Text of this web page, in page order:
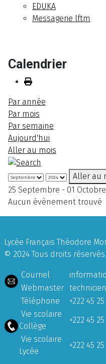
EDUKA
Messagerie lftm
Calendrier
Par année
Par mois
Par semaine
Aujourd'hui
Aller au mois
Aller au
25 Septembre - 01
Aucun évènement trouvé
Lycée Français Théodore
© 2024 Tous droits réservés
Courriel
Webmaster
Téléphone
+222 45
Vie scolaire
Collège
+222 45
Vie scolaire
Lycée
+222 45